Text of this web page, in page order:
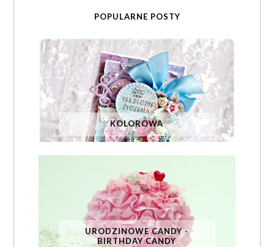
POPULARNE POSTY
KOLOROWA
URODZINOWE CANDY -
BIRTHDAY CANDY